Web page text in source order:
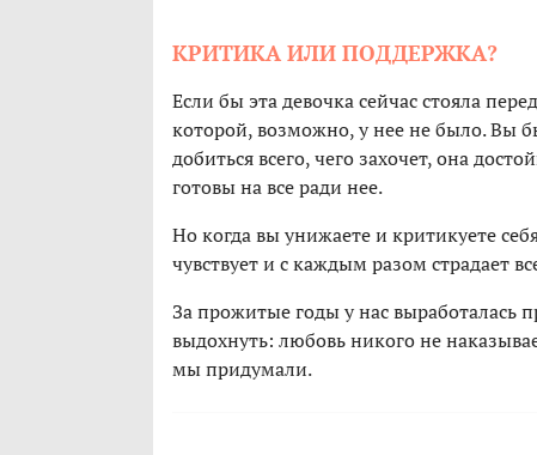
КРИТИКА ИЛИ ПОДДЕРЖКА?
Если бы эта девочка сейчас стояла
которой, возможно, у нее не было. Вы
добиться всего, чего захочет, она
готовы на все ради нее.
Но когда вы унижаете и критикуете
чувствует и с каждым разом страдает
За прожитые годы у нас выработалась
выдохнуть: любовь никого не
мы придумали.